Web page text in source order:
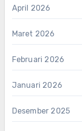
April 2026
Maret 2026
Februari 2026
Januari 2026
Desember 2025